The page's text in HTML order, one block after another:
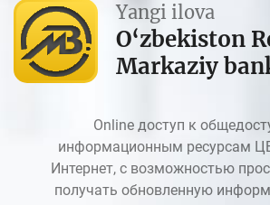
Yangi ilova
O‘zbekiston
Markaziy
Online доступ к
информационным ресурсам
Интернет, с возможностью
получать обновленную